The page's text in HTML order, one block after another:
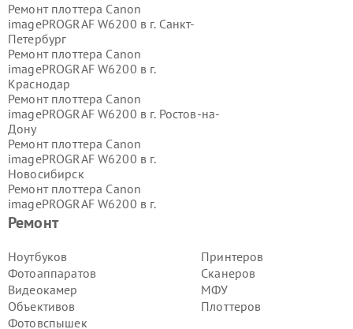
Ремонт
Ноутбуков
Фотоаппаратов
Видеокамер
Объективов
Фотовспышек
Принтеров
Сканеров
МФУ
Плоттеров
Ремонт плоттера Canon
imagePROGRAF W6200 в г. Санкт-
Петербург
Ремонт плоттера Canon
imagePROGRAF W6200 в г.
Краснодар
Ремонт плоттера Canon
imagePROGRAF W6200 в г. Ростов-на-
Дону
Ремонт плоттера Canon
imagePROGRAF W6200 в г.
Новосибирск
Ремонт плоттера Canon
imagePROGRAF W6200 в г.
Екатеринбург
imagePROGRAF W6200 в г.
Ремонт плоттера Canon
imagePROGRAF W6200 в г.
Воронеж
Ремонт плоттера Canon
imagePROGRAF W6200 в г.
Волгоград
Ремонт плоттера Canon